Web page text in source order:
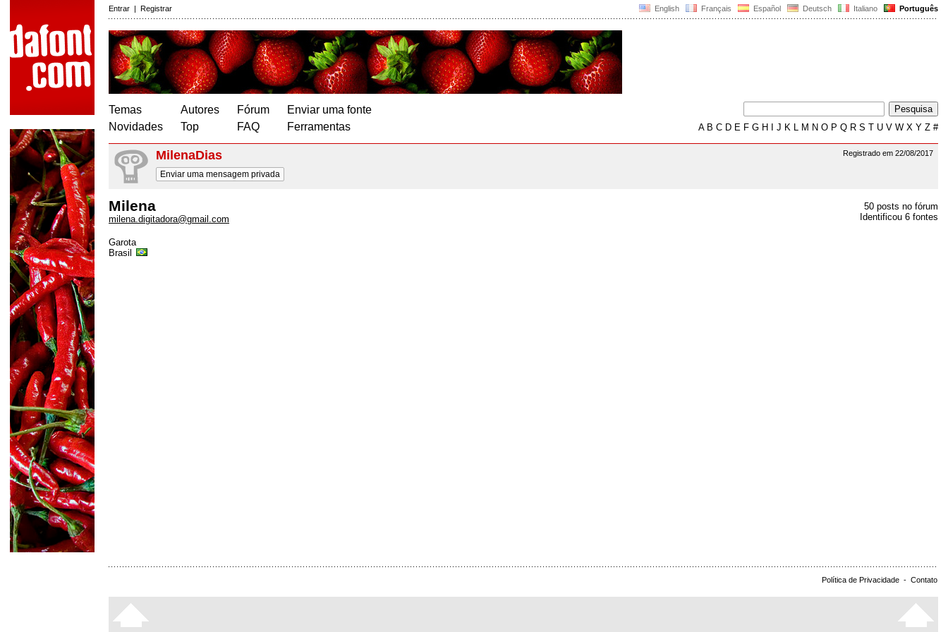
English Français Español Deutsch Italiano Português
Entrar | Registrar
Temas
Novidades
Autores
Top
Fórum
FAQ
Enviar uma fonte
Ferramentas
AB C D E F G H J K L M N O P Q R S T U V W X Y Z #
Registrado em 22/08/2017
MilenaDias
Enviar uma mensagem privada
50 posts no fórum
Identificou 6 fontes
Milena
milena.digitadora@gmail.com
Garota
Brasil
Política de Privacidade - Contato